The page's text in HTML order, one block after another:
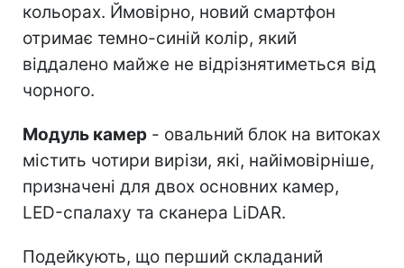
кольорах. Ймовірно, новий смартфон
отримає темно-синій колір, який
віддалено майже не відрізнятиметься від
чорного.
Модуль камер - овальний блок на витоках
містить чотири вирізи, які, найімовірніше,
призначені для двох основних камер,
LED-спалаху та сканера LiDAR.
Подейкують, що перший складаний